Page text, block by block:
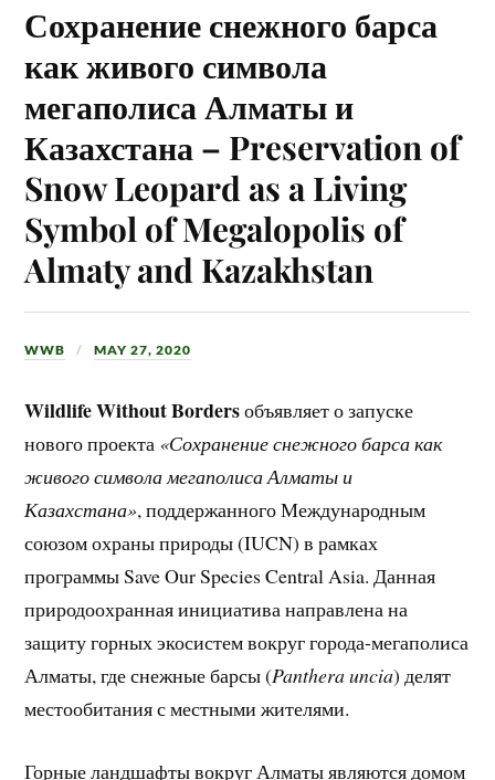
Сохранение снежного барса
как живого символа
мегаполиса Алматы и
Казахстана – Preservation of
Snow Leopard as a Living
Symbol of Megalopolis of
Almaty and Kazakhstan
WWB MAY 27, 2020
Wildlife Without Bordersобъявляет о запуске
нового проекта «Сохранение снежного барса как
живого символа мегаполиса Алматы и
Казахстана», поддержанного Международным
союзом охраны природы (IUCN) в рамках
программы Save Our Species Central Asia. Данная
природоохранная инициатива направлена на
защиту горных экосистем вокруг города-мегаполиса
Алматы, где снежные барсы (Panthera uncia) делят
местообитания с местными жителями.
Горные ландшафты вокруг Алматы являются домом